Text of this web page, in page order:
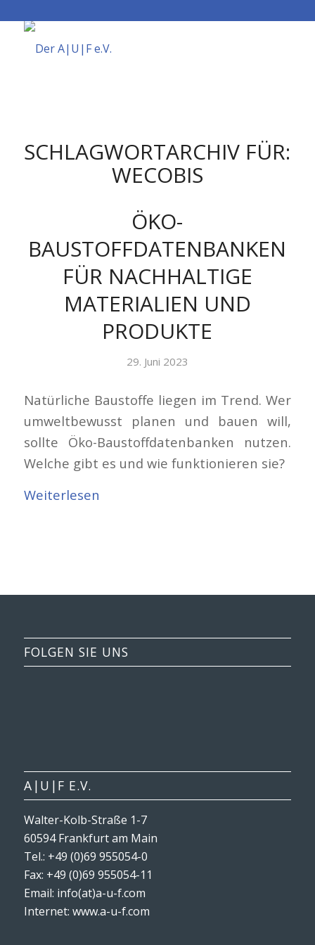
SCHLAGWORTARCHIV FÜR:
WECOBIS
ÖKO-
BAUSTOFFDATENBANKEN
FÜR NACHHALTIGE
MATERIALIEN UND
PRODUKTE
29. Juni 2023
Natürliche Baustoffe liegen im Trend. Wer
umweltbewusst planen und bauen will,
sollte Öko-Baustoffdatenbanken nutzen.
Welche gibt es und wie funktionieren sie?
Weiterlesen
FOLGEN SIE UNS
A|U|F E.V.
Walter-Kolb-Straße 1-7
60594 Frankfurt am Main
Tel.: +49 (0)69 955054-0
Fax: +49 (0)69 955054-11
Email: info(at)a-u-f.com
Internet: www.a-u-f.com